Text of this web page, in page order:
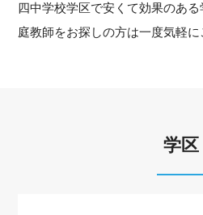
四中学校学区で安くて効果のあ
庭教師をお探しの方は一度気軽に
学区